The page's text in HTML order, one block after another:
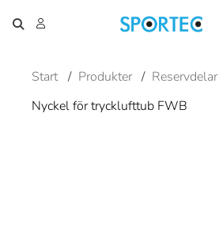
Start / Produkter / Reservdelar
Nyckel för trycklufttub FWB